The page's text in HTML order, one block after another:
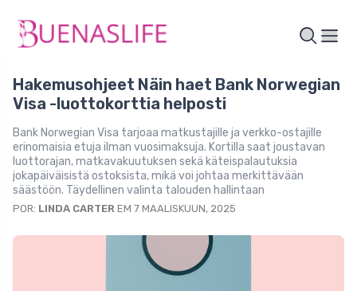
Hakemusohjeet Näin haet Bank Norwegian
Visa -luottokorttia helposti
Bank Norwegian Visa tarjoaa matkustajille ja verkko-ostajille
erinomaisia etuja ilman vuosimaksuja. Kortilla saat joustavan
luottorajan, matkavakuutuksen sekä käteispalautuksia
jokapäiväisistä ostoksista, mikä voi johtaa merkittävään
säästöön. Täydellinen valinta talouden hallintaan
POR: LINDA CARTER EM 7 MAALISKUUN, 2025